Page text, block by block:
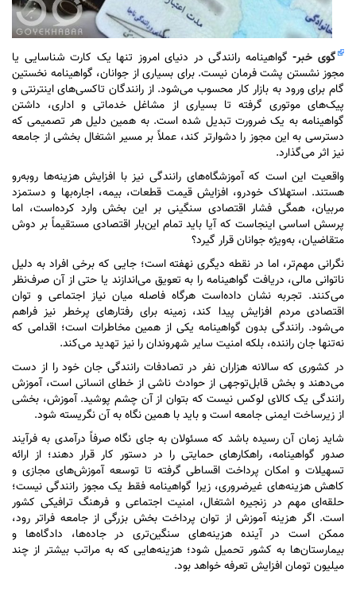
گوی خبر- گواهینامه رانندگی در دنیای امروز تنها یک کارت شناسایی یا
مجوز نشستن پشت فرمان نیست. برای بسیاری از جوانان، گواهینامه نخستین
گام برای ورود به بازار کار محسوب می‌شود. از رانندگان تاکسی‌های اینترنتی و
پیک‌های موتوری گرفته تا بسیاری از مشاغل خدماتی و اداری، داشتن
گواهینامه به یک ضرورت تبدیل شده است. به همین دلیل هر تصمیمی که
دسترسی به این مجوز را دشوارتر کند، عملاً بر مسیر اشتغال بخشی از جامعه
نیز اثر می‌گذارد.
واقعیت این است که آموزشگاه‌های رانندگی نیز با افزایش هزینه‌ها روبه‌رو
هستند. استهلاک خودرو، افزایش قیمت قطعات، بیمه، اجاره‌بها و دستمزد
مربیان، همگی فشار اقتصادی سنگینی بر این بخش وارد کرده‌است، اما
پرسش اساسی اینجاست که آیا باید تمام این‌بار اقتصادی مستقیماً بر دوش
متقاضیان، به‌ویژه جوانان قرار گیرد؟
نگرانی مهم‌تر، اما در نقطه دیگری نهفته است؛ جایی که برخی افراد به دلیل
ناتوانی مالی، دریافت گواهینامه را به تعویق می‌اندازند یا حتی از آن صرف‌نظر
می‌کنند. تجربه نشان داده‌است هرگاه فاصله میان نیاز اجتماعی و توان
اقتصادی مردم افزایش پیدا کند، زمینه برای رفتار‌های پرخطر نیز فراهم
می‌شود. رانندگی بدون گواهینامه یکی از همین مخاطرات است؛ اقدامی که
نه‌تنها جان راننده، بلکه امنیت سایر شهروندان را نیز تهدید می‌کند.
در کشوری که سالانه هزاران نفر در تصادفات رانندگی جان خود را از دست
می‌دهند و بخش قابل‌توجهی از حوادث ناشی از خطای انسانی است، آموزش
رانندگی یک کالای لوکس نیست که بتوان از آن چشم پوشید. آموزش، بخشی
از زیرساخت ایمنی جامعه است و باید با همین نگاه به آن نگریسته شود.
شاید زمان آن رسیده باشد که مسئولان به جای نگاه صرفاً درآمدی به فرآیند
صدور گواهینامه، راهکار‌های حمایتی را در دستور کار قرار دهند؛ از ارائه
تسهیلات و امکان پرداخت اقساطی گرفته تا توسعه آموزش‌های مجازی و
کاهش هزینه‌های غیرضروری، زیرا گواهینامه فقط یک مجوز رانندگی نیست؛
حلقه‌ای مهم در زنجیره اشتغال، امنیت اجتماعی و فرهنگ ترافیکی کشور
است. اگر هزینه آموزش از توان پرداخت بخش بزرگی از جامعه فراتر رود،
ممکن است در آینده هزینه‌های سنگین‌تری در جاده‌ها، دادگاه‌ها و
بیمارستان‌ها به کشور تحمیل شود؛ هزینه‌هایی که به مراتب بیشتر از چند
میلیون تومان افزایش تعرفه خواهد بود.